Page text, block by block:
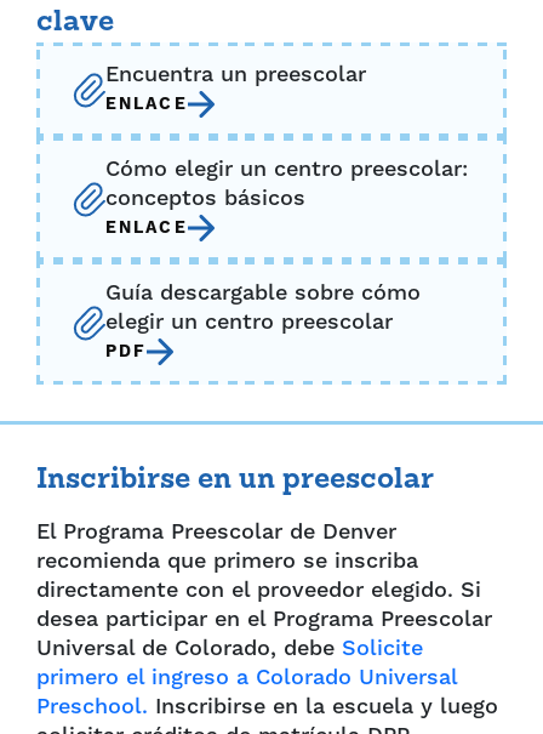
clave
Encuentra un preescolar
ENLACE
Cómo elegir un centro preescolar:
conceptos básicos
ENLACE
Guía descargable sobre cómo
elegir un centro preescolar
PDF
Inscribirse en un preescolar
El Programa Preescolar de Denver
recomienda que primero se inscriba
directamente con el proveedor elegido. Si
desea participar en el Programa Preescolar
Universal de Colorado, debe Solicite
primero el ingreso a Colorado Universal
Preschool. Inscribirse en la escuela y luego